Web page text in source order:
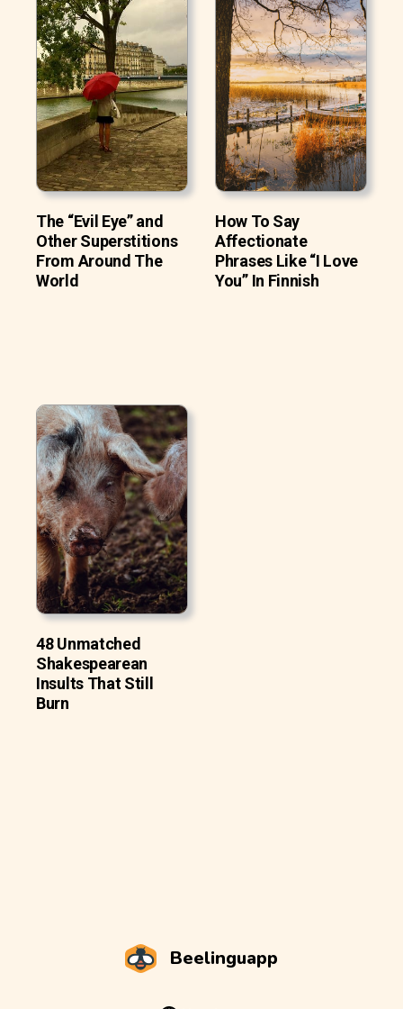
The “Evil Eye” and
Other Superstitions
From Around The
World
How To Say
Affectionate
Phrases Like “I Love
You” In Finnish
48 Unmatched
Shakespearean
Insults That Still
Burn
Beelinguapp